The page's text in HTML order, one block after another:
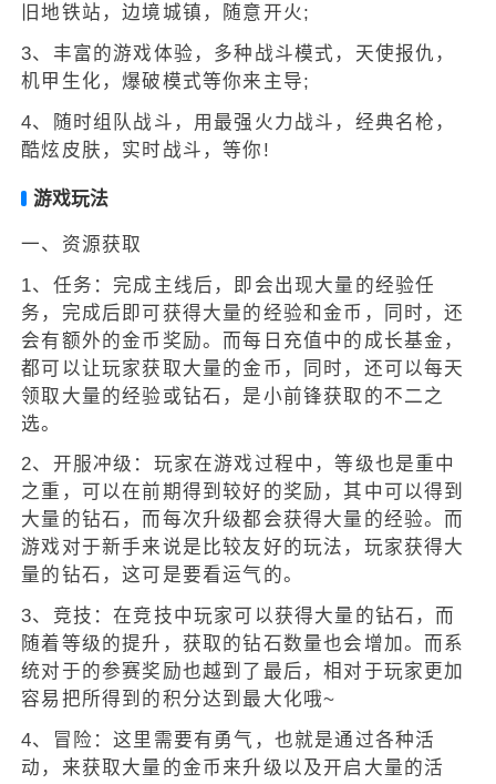
旧地铁站，边境城镇，随意开火;
3、丰富的游戏体验，多种战斗模式，天使报仇，
机甲生化，爆破模式等你来主导;
4、随时组队战斗，用最强火力战斗，经典名枪，
酷炫皮肤，实时战斗，等你!
游戏玩法
一、资源获取
1、任务：完成主线后，即会出现大量的经验任
务，完成后即可获得大量的经验和金币，同时，还
会有额外的金币奖励。而每日充值中的成长基金，
都可以让玩家获取大量的金币，同时，还可以每天
领取大量的经验或钻石，是小前锋获取的不二之
选。
2、开服冲级：玩家在游戏过程中，等级也是重中
之重，可以在前期得到较好的奖励，其中可以得到
大量的钻石，而每次升级都会获得大量的经验。而
游戏对于新手来说是比较友好的玩法，玩家获得大
量的钻石，这可是要看运气的。
3、竞技：在竞技中玩家可以获得大量的钻石，而
随着等级的提升，获取的钻石数量也会增加。而系
统对于的参赛奖励也越到了最后，相对于玩家更加
容易把所得到的积分达到最大化哦~
4、冒险：这里需要有勇气，也就是通过各种活
动，来获取大量的金币来升级以及开启大量的活